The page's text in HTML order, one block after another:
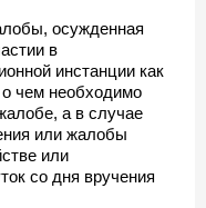
осужденная
в
инстанции как
чем необходимо
а в случае
или жалобы
или
со дня вручения